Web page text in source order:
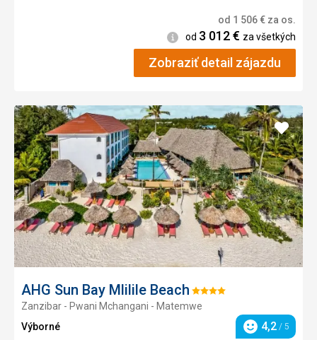
od 1 506€ za os.
Informácie
od 3 012€ za všetkých
Zobraziť detail zájazdu
AHG Sun Bay Mlilile Beach Hodnotenie:
4/5
Zanzibar - Pwani Mchangani - Matemwe
Výborné
Hodnotenie
4,2 / 5
Pridať
do